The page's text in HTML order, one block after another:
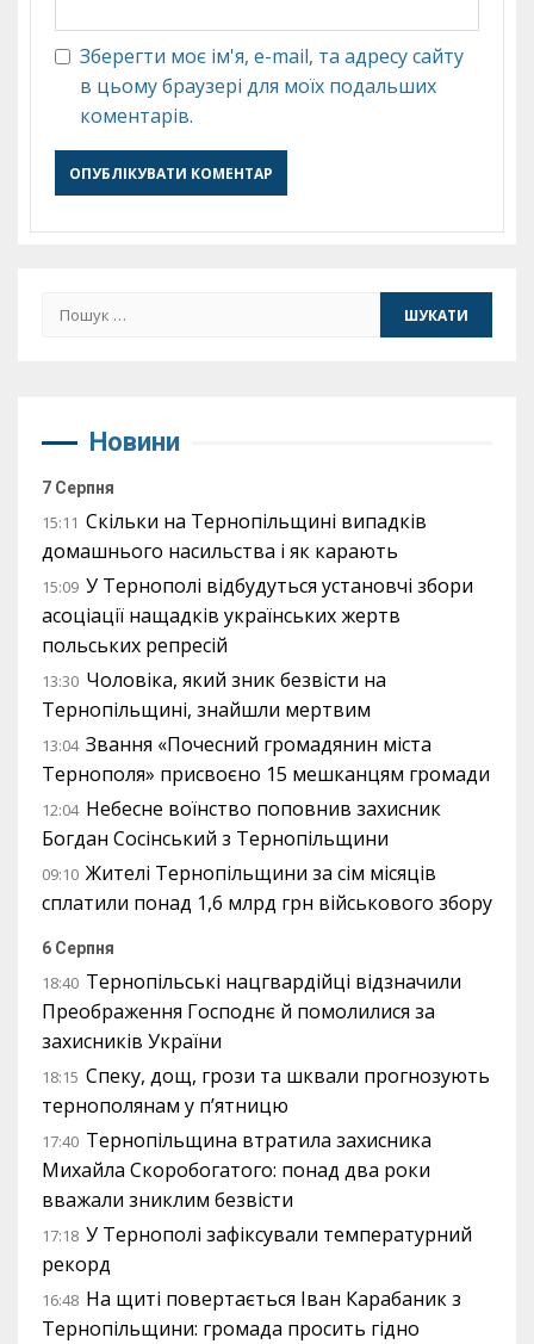
Зберегти моє ім'я, e-mail, та адресу сайту
в цьому браузері для моїх подальших
коментарів.
Пошук:
Новини
7 Серпня
15:11 Скільки на Тернопільщині випадків
домашнього насильства і як карають
15:09 У Тернополі відбудуться установчі збори
асоціації нащадків українських жертв
польських репресій
13:30 Чоловіка, який зник безвісти на
Тернопільщині, знайшли мертвим
13:04 Звання «Почесний громадянин міста
Тернополя» присвоєно 15 мешканцям громади
12:04 Небесне воїнство поповнив захисник
Богдан Сосінський з Тернопільщини
09:10 Жителі Тернопільщини за сім місяців
сплатили понад 1,6 млрд грн військового збору
6 Серпня
18:40 Тернопільські нацгвардійці відзначили
Преображення Господнє й помолилися за
захисників України
18:15 Спеку, дощ, грози та шквали прогнозують
тернополянам у п’ятницю
17:40 Тернопільщина втратила захисника
Михайла Скоробогатого: понад два роки
вважали зниклим безвісти
17:18 У Тернополі зафіксували температурний
рекорд
16:48 На щиті повертається Іван Карабаник з
Тернопільщини: громада просить гідно